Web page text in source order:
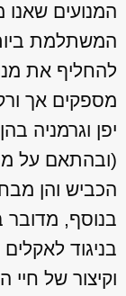
המנועים שאנו
המשתלמת
להחליף את
מספקים אך
יפן וגרמניה
(ובהתאם על
הכביש והן
בנוסף, מדובר
בניגוד
וקיצור של חיי